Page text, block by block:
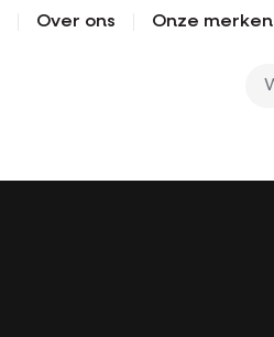
Over ons Onze merken